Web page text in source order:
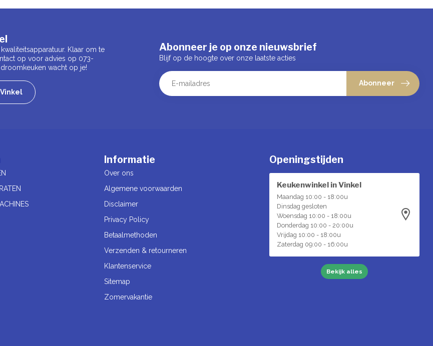
Klaar om te
op voor advies op 073-
droomkeuken wacht op je!
Abonneer je op onze nieuwsbrief
Blijf op de hoogte over onze laatste acties
Abonneer
Informatie
Over ons
Algemene voorwaarden
Disclaimer
Privacy Policy
Betaalmethoden
Verzenden & retourneren
Klantenservice
Sitemap
Zomervakantie
Openingstijden
Keukenwinkel in Vinkel
Maandag 10:00 - 18:00u
Dinsdag gesloten
Woensdag 10:00 - 18:00u
Donderdag 10:00 - 20:00u
Vrijdag 10:00 - 18:00u
Zaterdag 09:00 - 16:00u
Bekijk alles